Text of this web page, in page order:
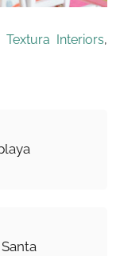
Textura Interiors,